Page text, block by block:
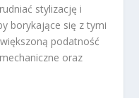
stylizację i
borykające się z tymi
podatność
oraz